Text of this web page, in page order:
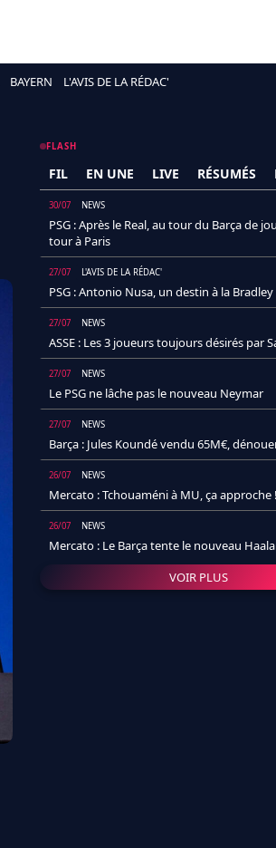
BAYERN L'AVIS DE LA RÉDAC'
FLASH
FIL EN UNE LIVE RÉSUMÉS
30/07 NEWS
PSG : Après le Real, au tour du Barça de
tour à Paris
27/07 L'AVIS DE LA RÉDAC'
PSG : Antonio Nusa, un destin à la Bradley
27/07 NEWS
ASSE : Les 3 joueurs toujours désirés par
27/07 NEWS
Le PSG ne lâche pas le nouveau Neymar
27/07 NEWS
Barça : Jules Koundé vendu 65M€,
26/07 NEWS
Mercato : Tchouaméni à MU, ça approche !
26/07 NEWS
Mercato : Le Barça tente le nouveau
VOIR PLUS